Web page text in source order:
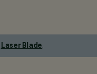
Laser Blade.